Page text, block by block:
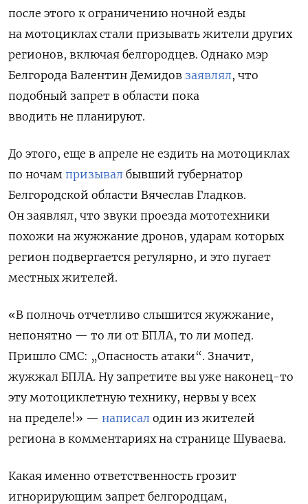
после этого к ограничению ночной езды
на мотоциклах стали призывать жители других
регионов, включая белгородцев. Однако мэр
Белгорода Валентин Демидов заявлял, что
подобный запрет в области пока
вводить не планируют.
До этого, еще в апреле не ездить на мотоциклах
по ночам призывал бывший губернатор
Белгородской области Вячеслав Гладков.
Он заявлял, что звуки проезда мототехники
похожи на жужжание дронов, ударам которых
регион подвергается регулярно, и это пугает
местных жителей.
«В полночь отчетливо слышится жужжание,
непонятно — то ли от БПЛА, то ли мопед.
Пришло СМС: „Опасность атаки“. Значит,
жужжал БПЛА. Ну запретите вы уже наконец-то
эту мотоциклетную технику, нервы у всех
на пределе!» — написал один из жителей
региона в комментариях на странице Шуваева.
Какая именно ответственность грозит
игнорирующим запрет белгородцам,